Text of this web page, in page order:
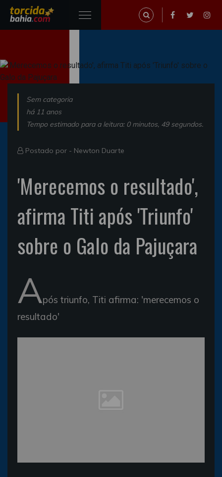
Sem categoria
há 11 anos
Tempo estimado para a leitura: 0 minutos, 49 segundos.
Postado por - Newton Duarte
'Merecemos o resultado',
afirma Titi após 'Triunfo'
sobre o Galo da Pajuçara
Após triunfo, Titi afirma: 'merecemos o
resultado'